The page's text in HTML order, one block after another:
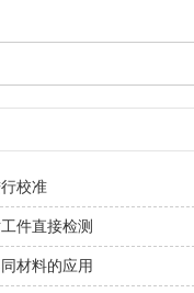
校准
件直接检测
材料的应用